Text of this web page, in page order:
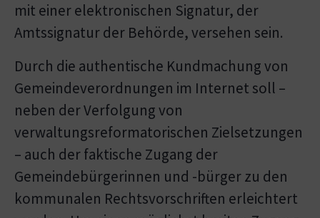
mit einer elektronischen Signatur, der
Amtssignatur der Behörde, versehen sein.
Durch die authentische Kundmachung von
Gemeindeverordnungen im Internet soll –
neben der Verfolgung von
verwaltungsreformatorischen Zielsetzungen
– auch der faktische Zugang der
Gemeindebürgerinnen und -bürger zu den
kommunalen Rechtsvorschriften erleichtert